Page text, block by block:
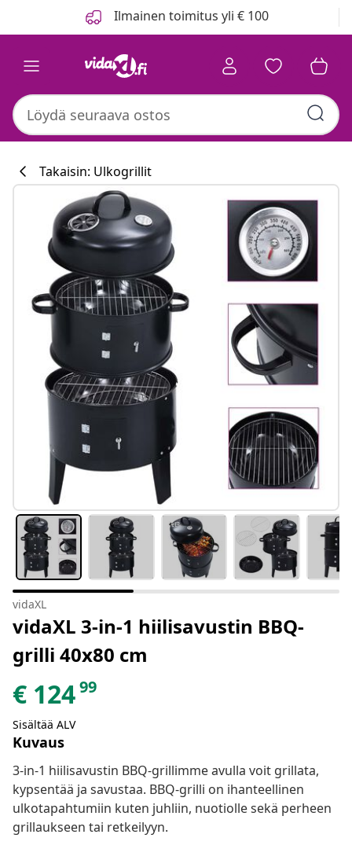
Ilmainen toimitus yli € 100
#sharemevidaxl
Takaisin: Ulkogrillit
vidaXL
vidaXL 3-in-1 hiilisavustin BBQ-
grilli 40x80 cm
€ 12499
Sisältää ALV
Kuvaus
3-in-1 hiilisavustin BBQ-grillimme avulla voit grillata,
kypsentää ja savustaa. BBQ-grilli on ihanteellinen
ulkotapahtumiin kuten juhliin, nuotiolle sekä perheen
grillaukseen tai retkeilyyn.